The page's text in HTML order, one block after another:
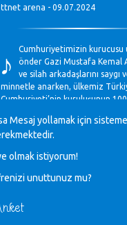
ttnet arena - 09.07.2024
♪
Cumhuriyetimizin kurucusu
önder Gazi Mustafa Kemal
ve silah arkadaşlarını saygı
minnetle anarken, ülkemiz
Cumhuriyeti’nin kuruluşunun 100.
Mavi Nota - 28.10.2023
♪
Müzik Bölümlerinin Eğitim
Gülşah Sargın Kaptaş - 28.10.2023
Mesaj yollamak için
olmak istiyorum!
unuttunuz mu?